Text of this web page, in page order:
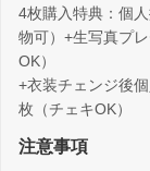
4枚購入特典：個
物可）+生写真プ
OK）
+衣装チェンジ後
枚（チェキOK）
注意事項